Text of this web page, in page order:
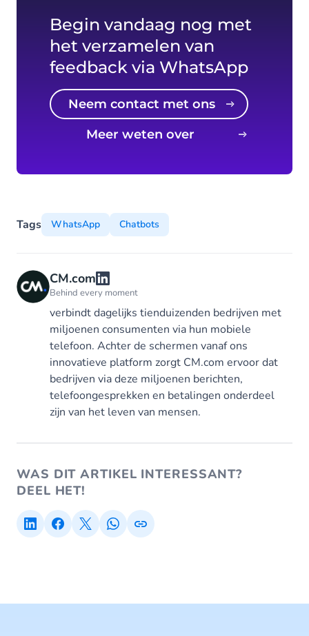
Begin vandaag nog met
het verzamelen van
feedback via WhatsApp
Neem contact met ons
op
Meer weten over
Tags WhatsApp Chatbots
CM.com
Behind every moment
verbindt dagelijks tienduizenden bedrijven met
miljoenen consumenten via hun mobiele
telefoon. Achter de schermen vanaf ons
innovatieve platform zorgt CM.com ervoor dat
bedrijven via deze miljoenen berichten,
telefoongesprekken en betalingen onderdeel
zijn van het leven van mensen.
WAS DIT ARTIKEL INTERESSANT?
DEEL HET!